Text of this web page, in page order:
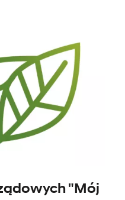
"Mój